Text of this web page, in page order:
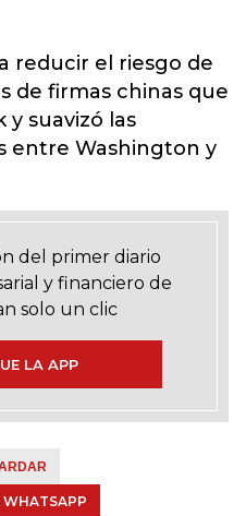
reducir el riesgo de
de firmas chinas que
y suavizó las
entre Washington y
del primer diario
y financiero de
solo un clic
LA APP
WHATSAPP